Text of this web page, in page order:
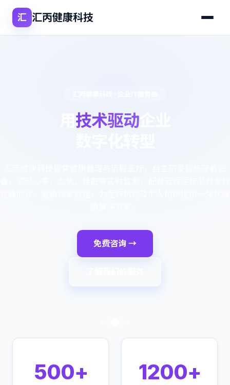
汇 汇丙健康科技
技术驱动企业
免费咨询 →
500+ 1200+